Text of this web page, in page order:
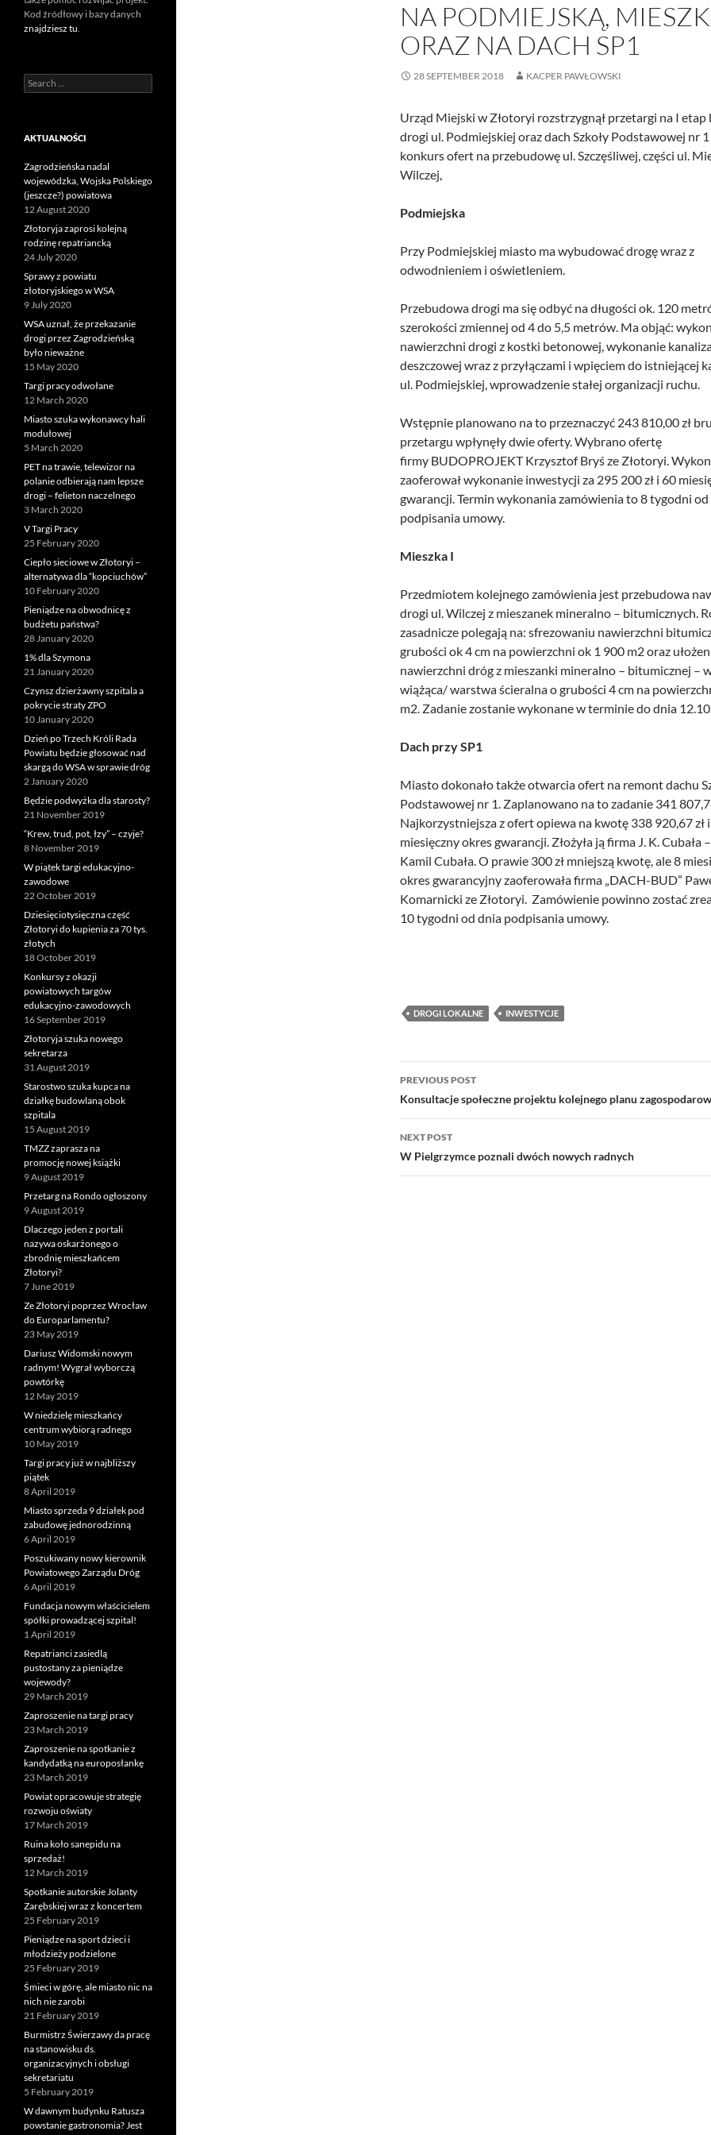
NA PODMIEJSKĄ,
ORAZ NA DACH SP1
28 SEPTEMBER 2018 KACPER PAWŁOWSKI
Urząd Miejski w Złotoryi rozstrzygnął przetargi na I
drogi ul. Podmiejskiej oraz dach Szkoły Podstawowej nr
konkurs ofert na przebudowę ul. Szczęśliwej, części ul.
Wilczej,
Podmiejska
Przy Podmiejskiej miasto ma wybudować drogę wraz z
odwodnieniem i oświetleniem.
Przebudowa drogi ma się odbyć na długości ok. 120
szerokości zmiennej od 4 do 5,5 metrów. Ma objąć:
nawierzchni drogi z kostki betonowej, wykonanie
deszczowej wraz z przyłączami i wpięciem do istniejącej
ul. Podmiejskiej, wprowadzenie stałej organizacji ruchu.
Wstępnie planowano na to przeznaczyć 243 810,00 zł
przetargu wpłynęły dwie oferty. Wybrano ofertę
firmy BUDOPROJEKT Krzysztof Bryś ze Złotoryi.
zaoferował wykonanie inwestycji za 295 200 zł i 60
gwarancji. Termin wykonania zamówienia to 8 tygodni
podpisania umowy.
Mieszka I
Przedmiotem kolejnego zamówienia jest przebudowa
drogi ul. Wilczej z mieszanek mineralno – bitumicznych.
zasadnicze polegają na: sfrezowaniu nawierzchni
grubości ok 4 cm na powierzchni ok 1 900 m2 oraz
nawierzchni dróg z mieszanki mineralno – bitumicznej –
wiążąca/ warstwa ścieralna o grubości 4 cm na
m2. Zadanie zostanie wykonane w terminie do dnia
Dach przy SP1
Miasto dokonało także otwarcia ofert na remont dachu
Podstawowej nr 1. Zaplanowano na to zadanie 341
Najkorzystniejsza z ofert opiewa na kwotę 338 920,67 zł
miesięczny okres gwarancji. Złożyła ją firma J. K. Cubała
Kamil Cubała. O prawie 300 zł mniejszą kwotę, ale 8
okres gwarancyjny zaoferowała firma „DACH-BUD”
Komarnicki ze Złotoryi. Zamówienie powinno zostać
10 tygodni od dnia podpisania umowy.
DROGI LOKALNE INWESTYCJE
Post
navigation
PREVIOUS POST
Konsultacje społeczne projektu kolejnego planu
NEXT POST
W Pielgrzymce poznali dwóch nowych radnych
Kod źródłowy i bazy danych
znajdziesz tu.
Search
for:
AKTUALNOŚCI
Zagrodzieńska nadal
wojewódzka, Wojska Polskiego
(jeszcze?) powiatowa
12 August 2020
Złotoryja zaprosi kolejną
rodzinę repatriancką
24 July 2020
Sprawy z powiatu
złotoryjskiego w WSA
9 July 2020
WSA uznał, że przekazanie
drogi przez Zagrodzieńską
było nieważne
15 May 2020
Targi pracy odwołane
12 March 2020
Miasto szuka wykonawcy hali
modułowej
5 March 2020
PET na trawie, telewizor na
polanie odbierają nam lepsze
drogi – felieton naczelnego
3 March 2020
V Targi Pracy
25 February 2020
Ciepło sieciowe w Złotoryi –
alternatywa dla “kopciuchów”
10 February 2020
Pieniądze na obwodnicę z
budżetu państwa?
28 January 2020
1% dla Szymona
21 January 2020
Czynsz dzierżawny szpitala a
pokrycie straty ZPO
10 January 2020
Dzień po Trzech Króli Rada
Powiatu będzie głosować nad
skargą do WSA w sprawie dróg
2 January 2020
Będzie podwyżka dla starosty?
21 November 2019
“Krew, trud, pot, łzy” – czyje?
8 November 2019
W piątek targi edukacyjno-
zawodowe
22 October 2019
Dziesięciotysięczna część
Złotoryi do kupienia za 70 tys.
złotych
18 October 2019
Konkursy z okazji
powiatowych targów
edukacyjno-zawodowych
16 September 2019
Złotoryja szuka nowego
sekretarza
31 August 2019
Starostwo szuka kupca na
działkę budowlaną obok
szpitala
15 August 2019
TMZZ zaprasza na
promocję nowej książki
9 August 2019
Przetarg na Rondo ogłoszony
9 August 2019
Dlaczego jeden z portali
nazywa oskarżonego o
zbrodnię mieszkańcem
Złotoryi?
7 June 2019
Ze Złotoryi poprzez Wrocław
do Europarlamentu?
23 May 2019
Dariusz Widomski nowym
radnym! Wygrał wyborczą
powtórkę
12 May 2019
W niedzielę mieszkańcy
centrum wybiorą radnego
10 May 2019
Targi pracy już w najbliższy
piątek
8 April 2019
Miasto sprzeda 9 działek pod
zabudowę jednorodzinną
6 April 2019
Poszukiwany nowy kierownik
Powiatowego Zarządu Dróg
6 April 2019
Fundacja nowym właścicielem
spółki prowadzącej szpital!
1 April 2019
Repatrianci zasiedlą
pustostany za pieniądze
wojewody?
29 March 2019
Zaproszenie na targi pracy
23 March 2019
Zaproszenie na spotkanie z
kandydatką na europosłankę
23 March 2019
Powiat opracowuje strategię
rozwoju oświaty
17 March 2019
Ruina koło sanepidu na
sprzedaż!
12 March 2019
Spotkanie autorskie Jolanty
Zarębskiej wraz z koncertem
25 February 2019
Pieniądze na sport dzieci i
młodzieży podzielone
25 February 2019
Śmieci w górę, ale miasto nic na
nich nie zarobi
21 February 2019
Burmistrz Świerzawy da pracę
na stanowisku ds.
organizacyjnych i obsługi
sekretariatu
5 February 2019
W dawnym budynku Ratusza
powstanie gastronomia? Jest